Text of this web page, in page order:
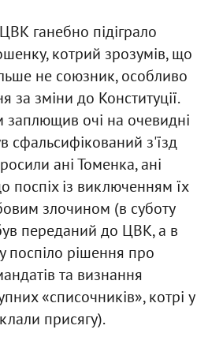
ганебно підіграло
котрий зрозумів, що
не союзник, особливо
за зміни до Конституції.
очі на очевидні
сфальсифікований з'їзд
ані Томенка, ані
поспіх із виключенням їх
злочином (в суботу
переданий до ЦВК, а в
поспіло рішення про
та визнання
«списочників», котрі у
присягу).